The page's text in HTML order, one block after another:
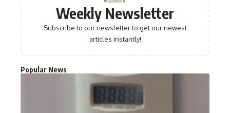
Weekly Newsletter
Subscribe to our newsletter to get our newest
articles instantly!
Popular News